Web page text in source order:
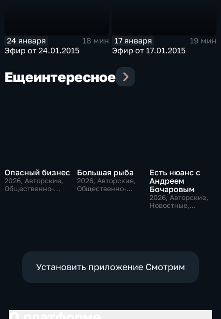
24 января
18 мин
Эфир от 24.01.2015
17 января
19 мин
Эфир от 17.01.2015
Ещеинтересное
Опасный бизнес
2026, Авторские,
Общественно-
Большая рыба
2026, Авторские,
Общественно-
Есть нюанс с
Андреем
Бочаровым
2026, Авторские,
Новостные,
Установить приложение Смотрим